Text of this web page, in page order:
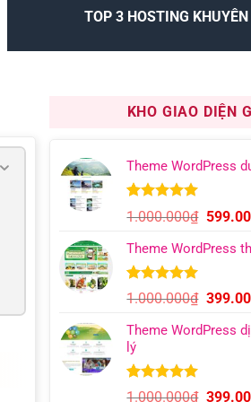
TOP 3 HOSTING KHUYÊN
KHO GIAO DIỆN
Theme WordPress
5.00trên 5
dựa trên
9
đánh giá
1.000.000₫ Giá
là:
Theme WordPress
5.00trên 5
dựa trên
6
đánh giá
1.000.000₫ Giá
là:
Theme WordPress
lý
5.00trên 5
12
1.000.000₫ Giá